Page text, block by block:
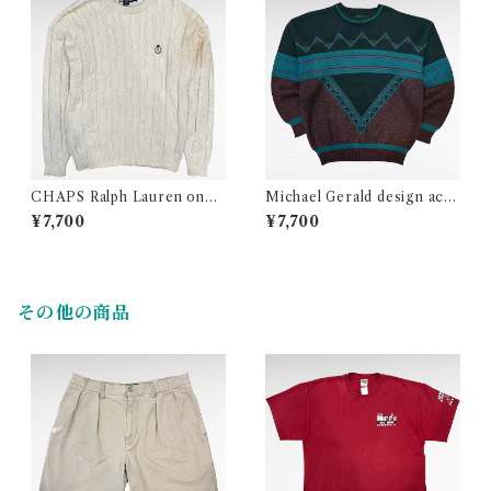
CHAPS Ralph Lauren one
point logo cable design cot
ton knit
¥7,700
Michael Gerald design acry
lic knit
¥7,700
その他の商品